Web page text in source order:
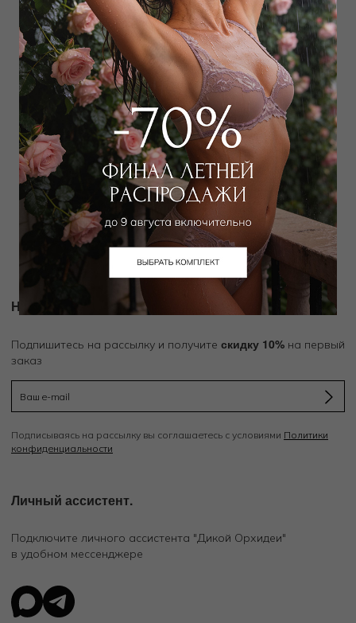
Купальник слитный
12 227 руб
Добавить в избранное
В корзину
Новости и акции
Подпишитесь на рассылку и получите скидку 10% на первый
заказ
Подписываясь на рассылку вы соглашаетесь с условиями Политики
конфиденциальности
Личный ассистент.
Подключите личного ассистента "Дикой Орхидеи"
в удобном мессенджере